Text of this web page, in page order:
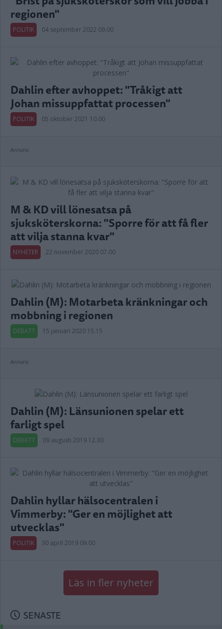
regionen"
POLITIK 04 september 2022 09.00
Dahlin efter avhoppet: "Tråkigt att
Johan missuppfattat processen"
POLITIK 05 oktober 2021 10.00
Annons:
M & KD vill lönesatsa på
sjuksköterskorna: "Sporre för att få fler
att vilja stanna kvar"
NYHETER 22 november 2020 07.00
Dahlin (M): Motarbeta kränkningar och
mobbning i regionen
DEBATT 15 januari 2020 15.15
Annons:
Dahlin (M): Länsunionen spelar ett
farligt spel
DEBATT 09 augusti 2019 12.30
Dahlin hyllar hälsocentralen i
Vimmerby: "Ger en möjlighet att
utvecklas"
POLITIK 30 april 2019 09.00
Läs in fler nyheter
SENASTE